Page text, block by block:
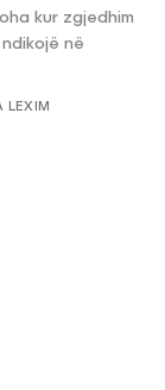
kur zgjedhim
në
LEXIM